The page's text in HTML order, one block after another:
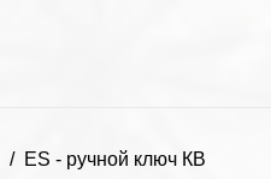
ES - ручной ключ КВ